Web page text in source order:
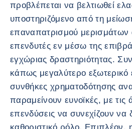
προβλέπεται να βελτιωθεί
υποστηριζόμενο από τη
επαναπατρισμού μερισμάτων
επενδυτές εν μέσω της
εγχώριας δραστηριότητας.
κάπως μεγαλύτερο εξωτερικό
συνθήκες χρηματοδότησης
παραμείνουν ευνοϊκές, με τις
επενδύσεις να συνεχίζουν να